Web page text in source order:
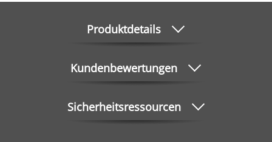
Produktdetails
Kundenbewertungen
Sicherheitsressourcen